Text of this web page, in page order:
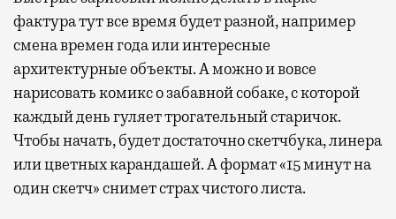
фактура тут все время будет разной, например
смена времен года или интересные
архитектурные объекты. А можно и вовсе
нарисовать комикс о забавной собаке, с которой
каждый день гуляет трогательный старичок.
Чтобы начать, будет достаточно скетчбука, линера
или цветных карандашей. А формат «15 минут на
один скетч» снимет страх чистого листа.